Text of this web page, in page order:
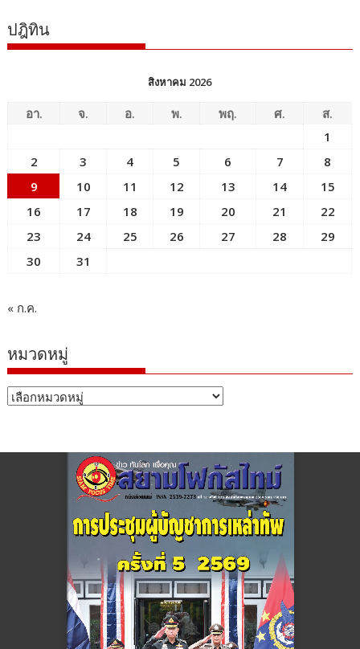
ปฎิทิน
สิงหาคม 2026
อา. จ. อ. พ. พฤ. ศ.
ส.
1
2
3 4 5 6 7
8
9
10 11 12 13 14
15
16
17 18 19 20 21
22
23
24 25 26 27 28
29
30
31
« ก.ค.
หมวดหมู่
หมวด